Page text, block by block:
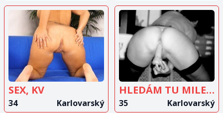
ZOBRAZIT
INZERÁT
SEX, KV
34 Karlovarský
ZOBRAZIT
INZERÁT
HLEDÁM TU MILENCE NA PRAVIDELNÉ SCHŮZKY
35 Karlovarský